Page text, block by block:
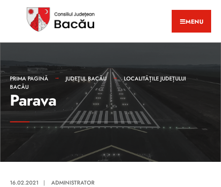
MENU
PRIMA PAGINĂ JUDEȚUL BACĂU
LOCALITĂȚILE JUDEȚULUI
BACĂU
Parava
16.02.2021 | ADMINISTRATOR